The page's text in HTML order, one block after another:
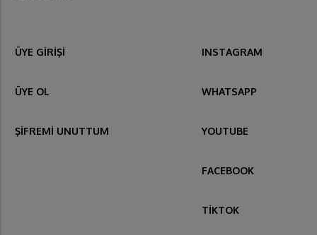
ÜYE GİRİŞİ
ÜYE OL
ŞİFREMİ UNUTTUM
INSTAGRAM
WHATSAPP
YOUTUBE
FACEBOOK
TİKTOK